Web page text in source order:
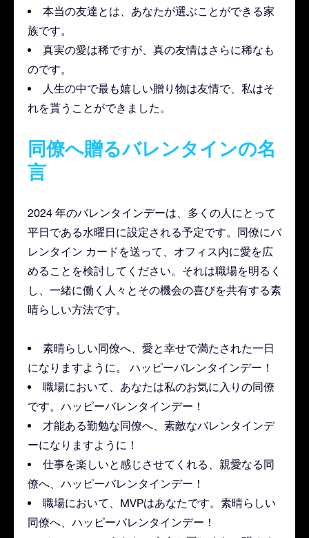
本当の友達とは、あなたが選ぶことができる家
族です。
真実の愛は稀ですが、真の友情はさらに稀なも
のです。
人生の中で最も嬉しい贈り物は友情で、私はそ
れを貰うことができました。
同僚へ贈るバレンタインの名
言
2024 年のバレンタインデーは、多くの人にとって
平日である水曜日に設定される予定です。同僚にバ
レンタイン カードを送って、オフィス内に愛を広
めることを検討してください。それは職場を明るく
し、一緒に働く人々とその機会の喜びを共有する素
晴らしい方法です。
素晴らしい同僚へ、愛と幸せで満たされた一日
になりますように。 ハッピーバレンタインデー！
職場において、あなたは私のお気に入りの同僚
です。ハッピーバレンタインデー！
才能ある勤勉な同僚へ、素敵なバレンタインデ
ーになりますように！
仕事を楽しいと感じさせてくれる、親愛なる同
僚へ、ハッピーバレンタインデー！
職場において、MVPはあなたです。素晴らしい
同僚へ、ハッピーバレンタインデー！